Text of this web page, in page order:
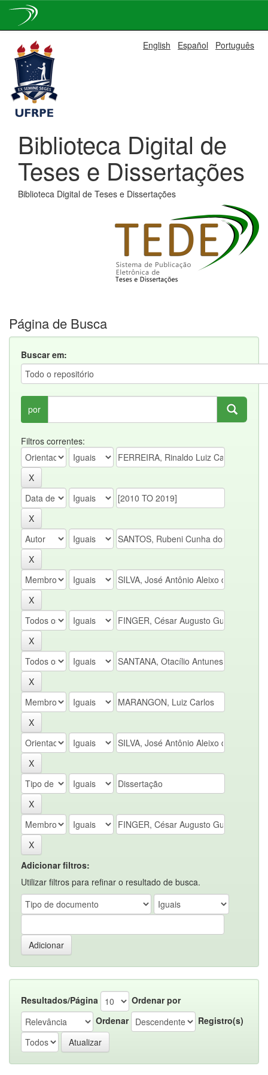
navigation
English Español Português
Biblioteca Digital de
Teses e Dissertações
Biblioteca Digital de Teses e Dissertações
Página de Busca
Buscar em:
por
Filtros correntes:
Adicionar filtros:
Utilizar filtros para refinar o resultado de busca.
Resultados/Página
Ordenar por
Ordenar
Registro(s)